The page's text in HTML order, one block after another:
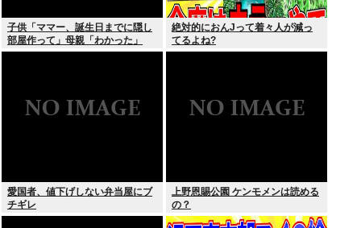
子供「ママー、誕生日までに隠し
部屋作って」母親「わかった」
絶対的におんJって着々人が減っ
てるよね?
愛国者、値下げしない弁当屋にブ
チギレ
上野恩賜公園 ケンモメンは読める
の？